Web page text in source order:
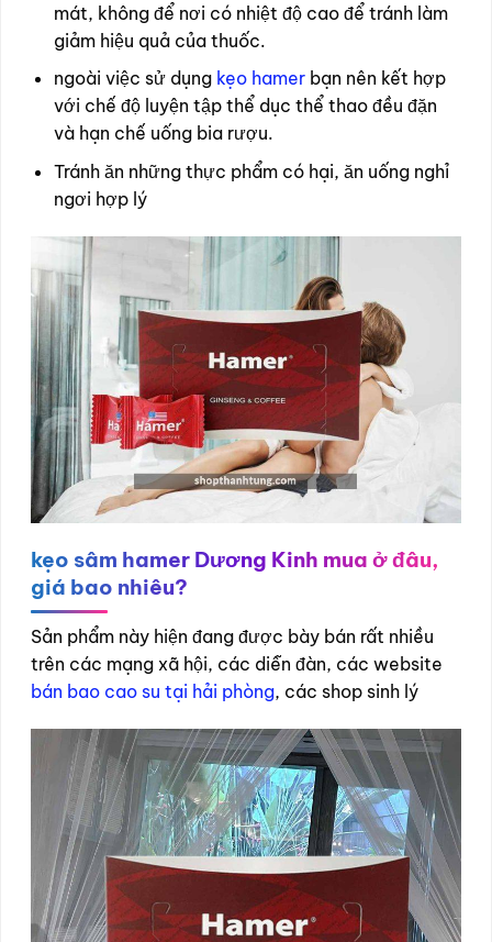
mát, không để nơi có nhiệt độ cao để tránh làm
giảm hiệu quả của thuốc.
ngoài việc sử dụng kẹo hamerbạn nên kết hợp
với chế độ luyện tập thể dục thể thao đều đặn
và hạn chế uống bia rượu.
Tránh ăn những thực phẩm có hại, ăn uống nghỉ
ngơi hợp lý
kẹo sâm hamer Dương Kinh mua ở đâu,
giá bao nhiêu?
Sản phẩm này hiện đang được bày bán rất nhiều
trên các mạng xã hội, các diễn đàn, các website
bán bao cao su tại hải phòng, các shop sinh lý